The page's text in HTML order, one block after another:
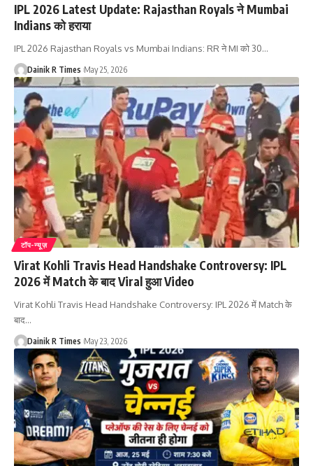
IPL 2026 Latest Update: Rajasthan Royals ने Mumbai
Indians को हराया
IPL 2026 Rajasthan Royals vs Mumbai Indians: RR ने MI को 30…
Dainik R Times May 25, 2026
टॉप-न्यूज़
Virat Kohli Travis Head Handshake Controversy: IPL
2026 में Match के बाद Viral हुआ Video
Virat Kohli Travis Head Handshake Controversy: IPL 2026 में Match के
बाद…
Dainik R Times May 23, 2026